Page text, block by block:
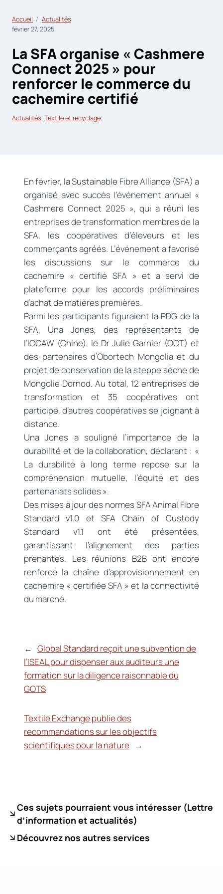
Accueil
Actualités
février 27, 2025
La SFA organise « Cashmere
Connect 2025 » pour
renforcer le commerce du
cachemire certifié
Actualités, Textile et recyclage
En février, la Sustainable Fibre Alliance (SFA) a
organisé avec succès l’événement annuel «
Cashmere Connect 2025 », qui a réuni les
entreprises de transformation membres de la
SFA, les coopératives d’éleveurs et les
commerçants agréés. L’événement a favorisé
les discussions sur le commerce du
cachemire « certifié SFA » et a servi de
plateforme pour les accords préliminaires
d’achat de matières premières.
Parmi les participants figuraient la PDG de la
SFA, Una Jones, des représentants de
l’ICCAW (Chine), le Dr Julie Garnier (OCT) et
des partenaires d’Obortech Mongolia et du
projet de conservation de la steppe sèche de
Mongolie Dornod. Au total, 12 entreprises de
transformation et 35 coopératives ont
participé, d’autres coopératives se joignant à
distance.
Una Jones a souligné l’importance de la
durabilité et de la collaboration, déclarant : «
La durabilité à long terme repose sur la
compréhension mutuelle, l’équité et des
partenariats solides ».
Des mises à jour des normes SFA Animal Fibre
Standard v1.0 et SFA Chain of Custody
Standard v1.1 ont été présentées,
garantissant l’alignement des parties
prenantes. Les réunions B2B ont encore
renforcé la chaîne d’approvisionnement en
cachemire « certifiée SFA » et la connectivité
du marché.
← Global Standard reçoit une subvention de
l’ISEAL pour dispenser aux auditeurs une
formation sur la diligence raisonnable du
GOTS
Textile Exchange publie des
recommandations sur les objectifs
scientifiques pour la nature
→
Ces sujets pourraient vous intéresser (Lettre
d’information et actualités)
Découvrez nos autres services